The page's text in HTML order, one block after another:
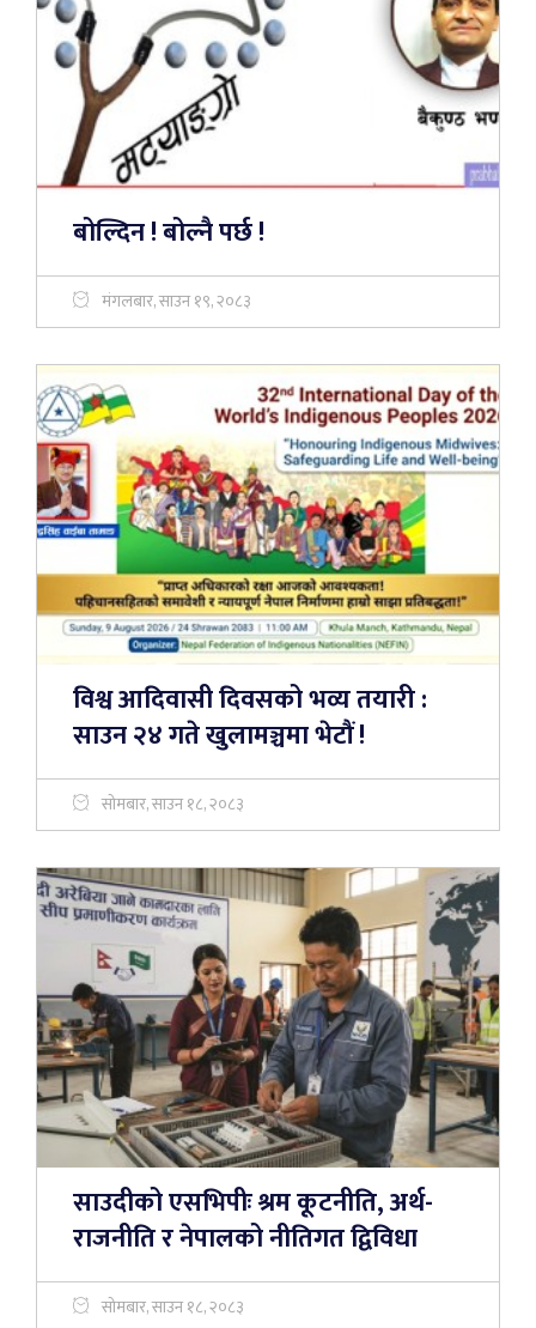
बोल्दिन ! बोल्नै पर्छ !
मंगलबार, साउन १९, २०८३
विश्व आदिवासी दिवसको भव्य तयारी :
साउन २४ गते खुलामञ्चमा भेटौं !
सोमबार, साउन १८, २०८३
साउदीको एसभिपीः श्रम कूटनीति, अर्थ-
राजनीति र नेपालको नीतिगत द्विविधा
सोमबार, साउन १८, २०८३